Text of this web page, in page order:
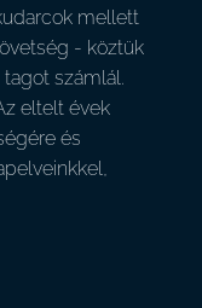
mellett
- köztük
számlál.
eltelt évek
és